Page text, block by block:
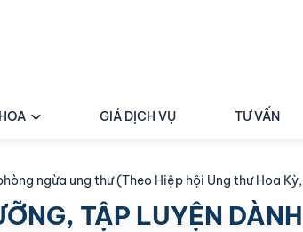
GIÁ DỊCH VỤ TƯ VẤN
ngừa ung thư (Theo Hiệp hội Ung thư Hoa Kỳ,
TẬP LUYỆN DÀNH